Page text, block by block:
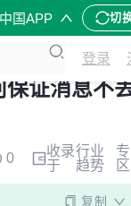
国APP 切
登录
证消息不
0
收录
于
行业
趋势
专
区
复制